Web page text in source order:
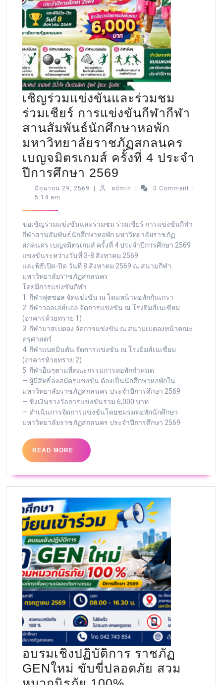
เชิญร่วมแข่งขันและร่วมชม
ร่วมเชียร์ การแข่งขันกีฬากีฬา
สานสัมพันธ์นักศึกษาหอพัก
มหาวิทยาลัยราชภัฏสกลนคร
เบญจมิตรเกมส์ ครั้งที่ 4 ประจำ
ปีการศึกษา 2569
มิถุนายน 29, 2569 admin 0 Comment
5:14 am
ขอเชิญร่วมแข่งขันและร่วมชม ร่วมเชียร์ การแข่งขันกีฬา
กีฬาสานสัมพันธ์นักศึกษาหอพัก มหาวิทยาลัยราชภัฏ
สกลนคร เบญจมิตรเกมส์ ครั้งที่ 4 ประจำปีการศึกษา 2569
แข่งขันระหว่างวันที่ 3-8 สิงหาคม 2569
และพิธีเปิด-ปิด วันที่ 8 สิงหาคม 2569 ณ สนามกีฬา
มหาวิทยาลัยราชภัฏสกลนคร
โดยมีการแข่งขันกีฬา
1. กีฬาฟุตซอล จัดแข่งขัน ณ โดมหน้าหอพักกันเกรา
2. กีฬาวอลเล่ย์บอล จัดการแข่งขัน ณ โรงยิมส์เนเซียม
(อาคารห้วยทราย 1)
3. กีฬาบาสเปตอง จัดการแข่งขัน ณ สนามเปตองหน้าคณะ
ครุศาสตร์
4. กีฬาแบดมินตัน จัดการแข่งขัน ณ โรงยิมส์เนเซียม
(อาคารห้วยทราย 2)
5. กีฬาอื่นๆตามที่คณะกรรมการหอพักกำหนด
— ผู้มีสิทธิ์ลงสมัครแข่งขัน ต้องเป็นนักศึกษาหอพักใน
มหาวิทยาลัยราชภัฏสกลนคร ประจำปีการศึกษา 2569
— ชิงเงินรางวัลการแข่งขันรวม 6,000 บาท
— ดำเนินการจัดการแข่งขันโดยชมรมหอพักนักศึกษา
มหาวิทยาลัยราชภัฏสกลนคร ประจำปีการศึกษา 2569
READ MORE
อบรมเชิงปฏิบัติการ ราชภัฏ
GENใหม่ ขับขี่ปลอดภัย สวม